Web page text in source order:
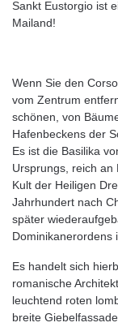
Sankt Eustorgio ist
Mailand!
Wenn Sie den
vom Zentrum
schönen, von
Hafenbeckens der
Es ist die Basilika
Ursprungs, reich an
Kult der Heiligen
Jahrhundert nach
später
Dominikanerordens
Es handelt sich
romanische
leuchtend roten
breite